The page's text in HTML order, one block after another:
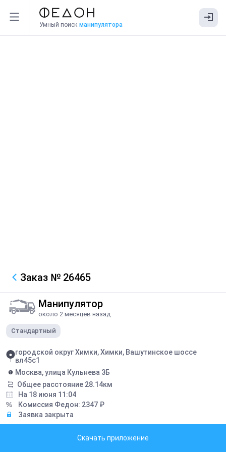
Умный поиск манипулятора
Заказ № 26465
Манипулятор
около 2 месяцев назад
Стандартный
городской округ Химки, Химки, Вашутинское шоссе
вл45с1
Москва, улица Кульнева 3Б
Общее расстояние 28.14км
На 18 июня 11:04
Комиссия Федон: 2347 ₽
Заявка закрыта
Грузоподъемность борта:10 тонн
Скачать приложение